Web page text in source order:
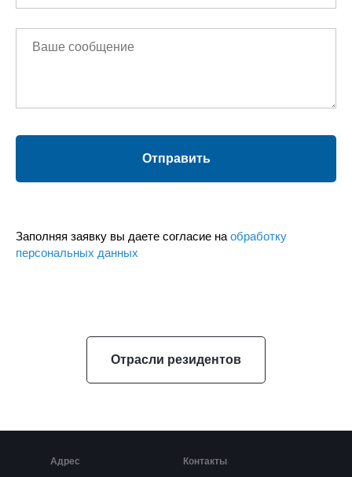
Отправить
Заполняя заявку вы даете согласие на обработку
персональных данных
Отрасли резидентов
Адрес Контакты